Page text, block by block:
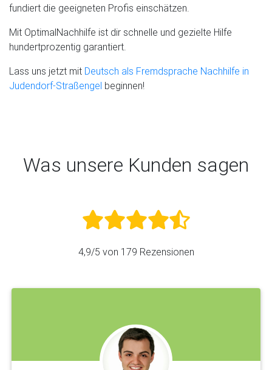
fundiert die geeigneten Profis einschätzen.
Mit OptimalNachhilfe ist dir schnelle und gezielte Hilfe
hundertprozentig garantiert.
Lass uns jetzt mit Deutsch als Fremdsprache Nachhilfe in
Judendorf-Straßengel beginnen!
Was unsere Kunden sagen
4,9/5 von 179 Rezensionen